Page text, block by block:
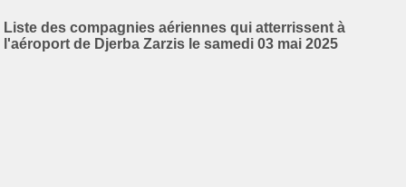
Liste des compagnies aériennes qui atterrissent à
l'aéroport de Djerba Zarzis le samedi 03 mai 2025